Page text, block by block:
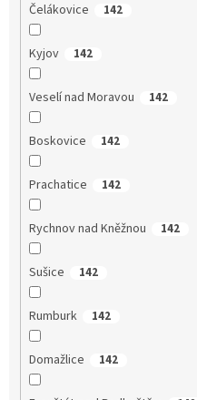
Čelákovice 142
Kyjov 142
Veselí nad Moravou 142
Boskovice 142
Prachatice 142
Rychnov nad Kněžnou 142
Sušice 142
Rumburk 142
Domažlice 142